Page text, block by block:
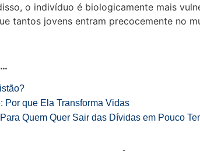
o indivíduo é biologicamente mais
tantos jovens entram precocemente no
Por que Ela Transforma Vidas
Quem Quer Sair das Dívidas em Pouco